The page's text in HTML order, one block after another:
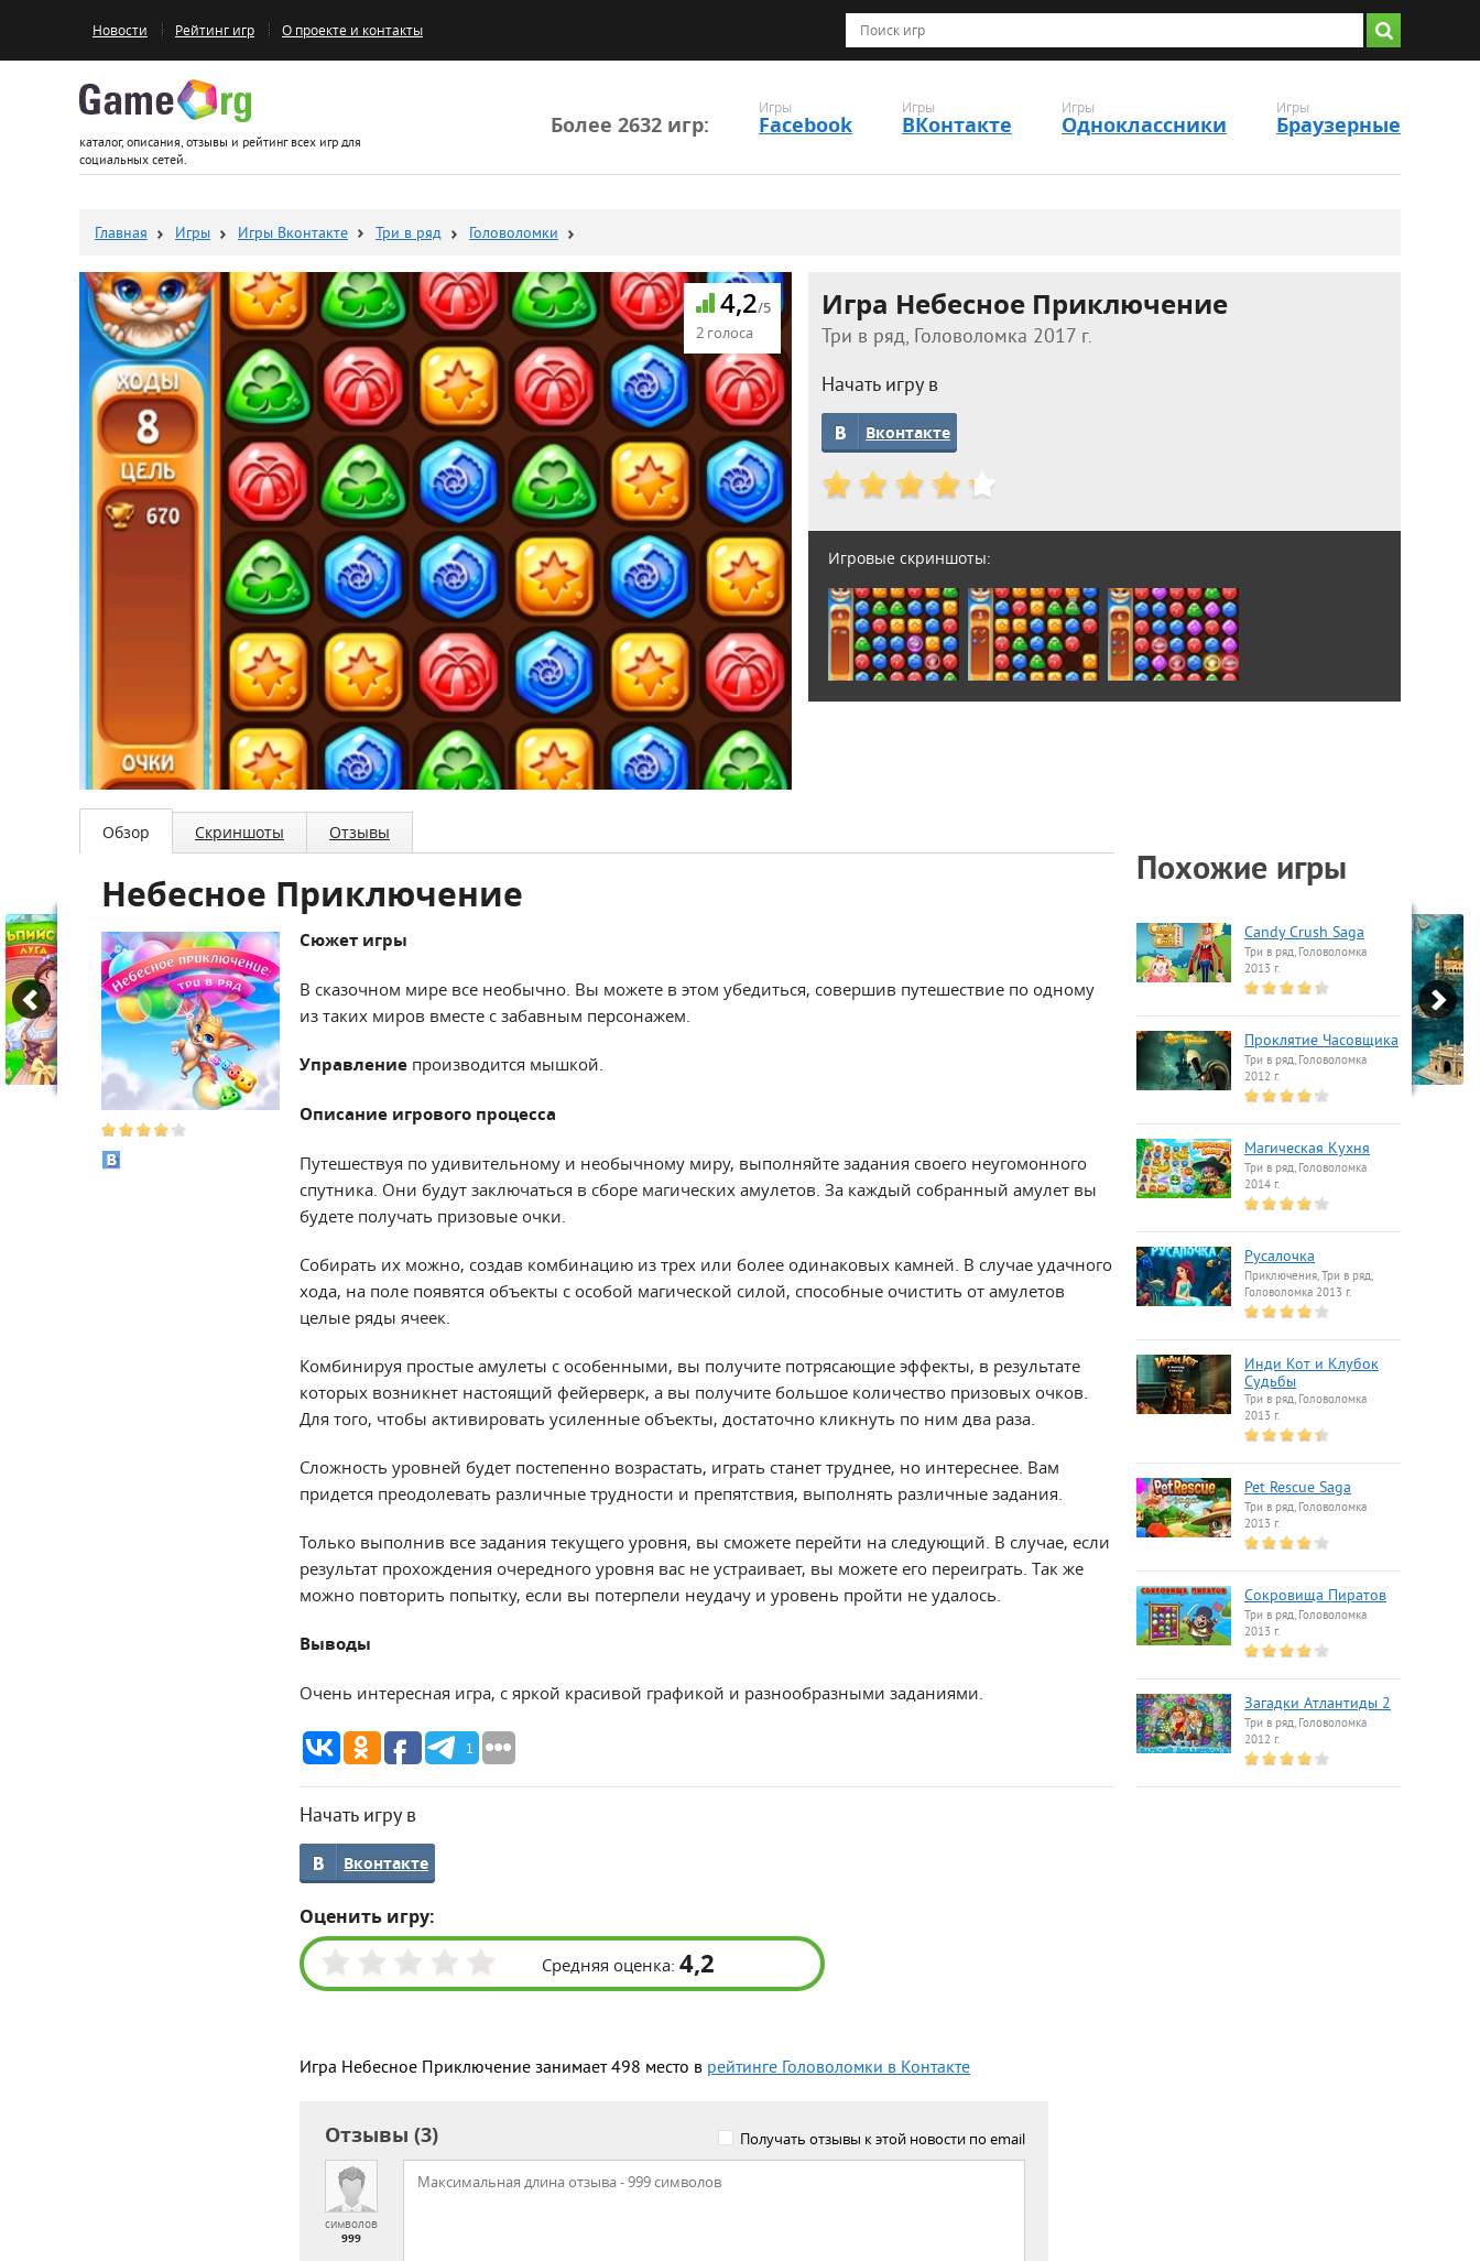
Новости Рейтинг игр О проекте и контакты
Более 2632 игр:
Игры
Facebook
Игры
ВКонтакте
Игры
Одноклассники
Игры
Браузерные
каталог, описания, отзывы и рейтинг всех игр для
социальных сетей.
Главная Игры Игры Вконтакте Три в ряд Головоломки
4,2/5
2 голоса
Игра Небесное Приключение
Три в ряд, Головоломка 2017 г.
Начать игру в
Вконтакте
Игровые скриншоты:
Обзор Скриншоты Отзывы
Небесное Приключение
Сюжет игры
В сказочном мире все необычно. Вы можете в этом убедиться, совершив путешествие по одному
из таких миров вместе с забавным персонажем.
Управление производится мышкой.
Описание игрового процесса
Путешествуя по удивительному и необычному миру, выполняйте задания своего неугомонного
спутника. Они будут заключаться в сборе магических амулетов. За каждый собранный амулет вы
будете получать призовые очки.
Собирать их можно, создав комбинацию из трех или более одинаковых камней. В случае удачного
хода, на поле появятся объекты с особой магической силой, способные очистить от амулетов
целые ряды ячеек.
Комбинируя простые амулеты с особенными, вы получите потрясающие эффекты, в результате
которых возникнет настоящий фейерверк, а вы получите большое количество призовых очков.
Для того, чтобы активировать усиленные объекты, достаточно кликнуть по ним два раза.
Сложность уровней будет постепенно возрастать, играть станет труднее, но интереснее. Вам
придется преодолевать различные трудности и препятствия, выполнять различные задания.
Только выполнив все задания текущего уровня, вы сможете перейти на следующий. В случае, если
результат прохождения очередного уровня вас не устраивает, вы можете его переиграть. Так же
можно повторить попытку, если вы потерпели неудачу и уровень пройти не удалось.
Выводы
Очень интересная игра, с яркой красивой графикой и разнообразными заданиями.
1
Начать игру в
Вконтакте
Оценить игру:
Средняя оценка: 4,2
Игра Небесное Приключение занимает 498 место в рейтинге Головоломки в Контакте
Отзывы (3) Получать отзывы к этой новости по email
символов
999
Похожие игры
Candy Crush Saga
Три в ряд, Головоломка
2013 г.
Проклятие Часовщика
Три в ряд, Головоломка
2012 г.
Магическая Кухня
Три в ряд, Головоломка
2014 г.
Русалочка
Приключения, Три в ряд,
Головоломка 2013 г.
Инди Кот и Клубок
Судьбы
Три в ряд, Головоломка
2013 г.
Pet Rescue Saga
Три в ряд, Головоломка
2013 г.
Сокровища Пиратов
Три в ряд, Головоломка
2013 г.
Загадки Атлантиды 2
Три в ряд, Головоломка
2012 г.